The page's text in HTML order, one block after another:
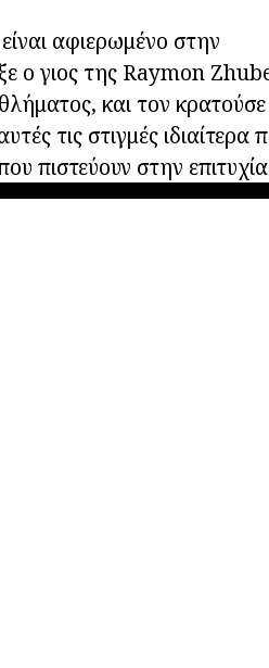
αφιερωμένο στην
ο γιος της Raymon
και τον
τις στιγμές ιδιαίτερα
πιστεύουν στην